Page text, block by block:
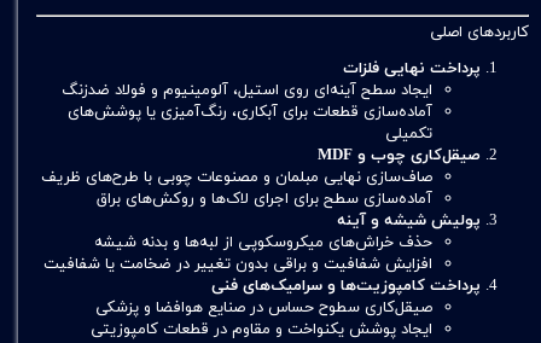
کاربردهای اصلی
پرداخت نهایی فلزات
ایجاد سطح آینه‌ای روی استیل، آلومینیوم و فولاد ضدزنگ
آماده‌سازی قطعات برای آبکاری، رنگ‌آمیزی یا پوشش‌های
تکمیلی
صیقل‌کاری چوب و MDF
صاف‌سازی نهایی مبلمان و مصنوعات چوبی با طرح‌های ظریف
آماده‌سازی سطح برای اجرای لاک‌ها و روکش‌های براق
پولیش شیشه و آینه
حذف خراش‌های میکروسکوپی از لبه‌ها و بدنه شیشه
افزایش شفافیت و براقی بدون تغییر در ضخامت یا شفافیت
پرداخت کامپوزیت‌ها و سرامیک‌های فنی
صیقل‌کاری سطوح حساس در صنایع هوافضا و پزشکی
ایجاد پوشش یکنواخت و مقاوم در قطعات کامپوزیتی